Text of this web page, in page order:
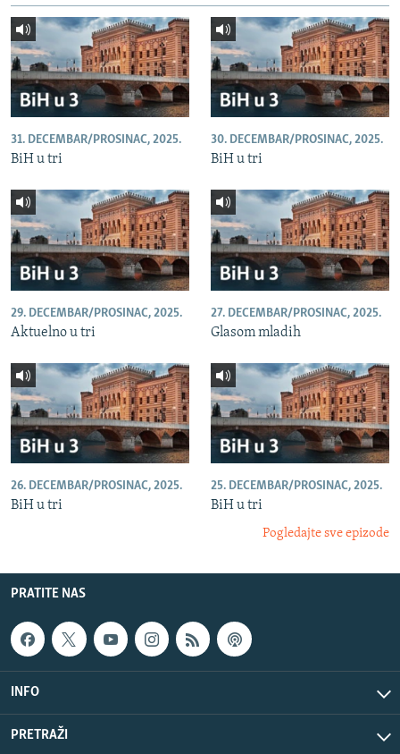
31. DECEMBAR/PROSINAC, 2025.
BiH u tri
30. DECEMBAR/PROSINAC, 2025.
BiH u tri
29. DECEMBAR/PROSINAC, 2025.
Aktuelno u tri
27. DECEMBAR/PROSINAC, 2025.
Glasom mladih
26. DECEMBAR/PROSINAC, 2025.
BiH u tri
25. DECEMBAR/PROSINAC, 2025.
BiH u tri
Pogledajte sve epizode
PRATITE NAS
INFO
PRETRAŽI